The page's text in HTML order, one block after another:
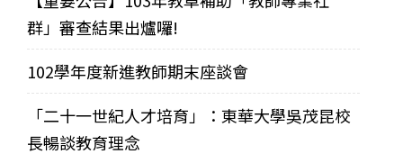
群」審查結果出爐囉!
102學年度新進教師期末座談會
「二十一世紀人才培育」：東華大學吳茂昆校
長暢談教育理念